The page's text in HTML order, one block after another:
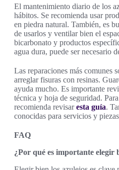
El mantenimiento diario de los
hábitos. Se recomienda usar
en piedra natural. También, es
de usarlos y ventilar bien el
bicarbonato y productos
agua dura, puede ser necesario
Las reparaciones más comunes
arreglar fisuras con resinas.
ayuda mucho. Es importante
técnica y hoja de seguridad.
recomienda revisaresta guía.
conocidas para servicios y
FAQ
¿Por qué es importante elegir